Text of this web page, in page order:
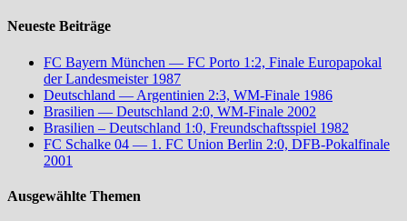
Neueste Beiträge
FC Bayern München — FC Porto 1:2, Finale Europapokal
der Landesmeister 1987
Deutschland — Argentinien 2:3, WM-Finale 1986
Brasilien — Deutschland 2:0, WM-Finale 2002
Brasilien – Deutschland 1:0, Freundschaftsspiel 1982
FC Schalke 04 — 1. FC Union Berlin 2:0, DFB-Pokalfinale
2001
Ausgewählte Themen